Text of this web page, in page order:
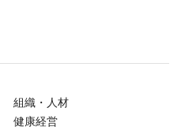
組織・人材
健康経営